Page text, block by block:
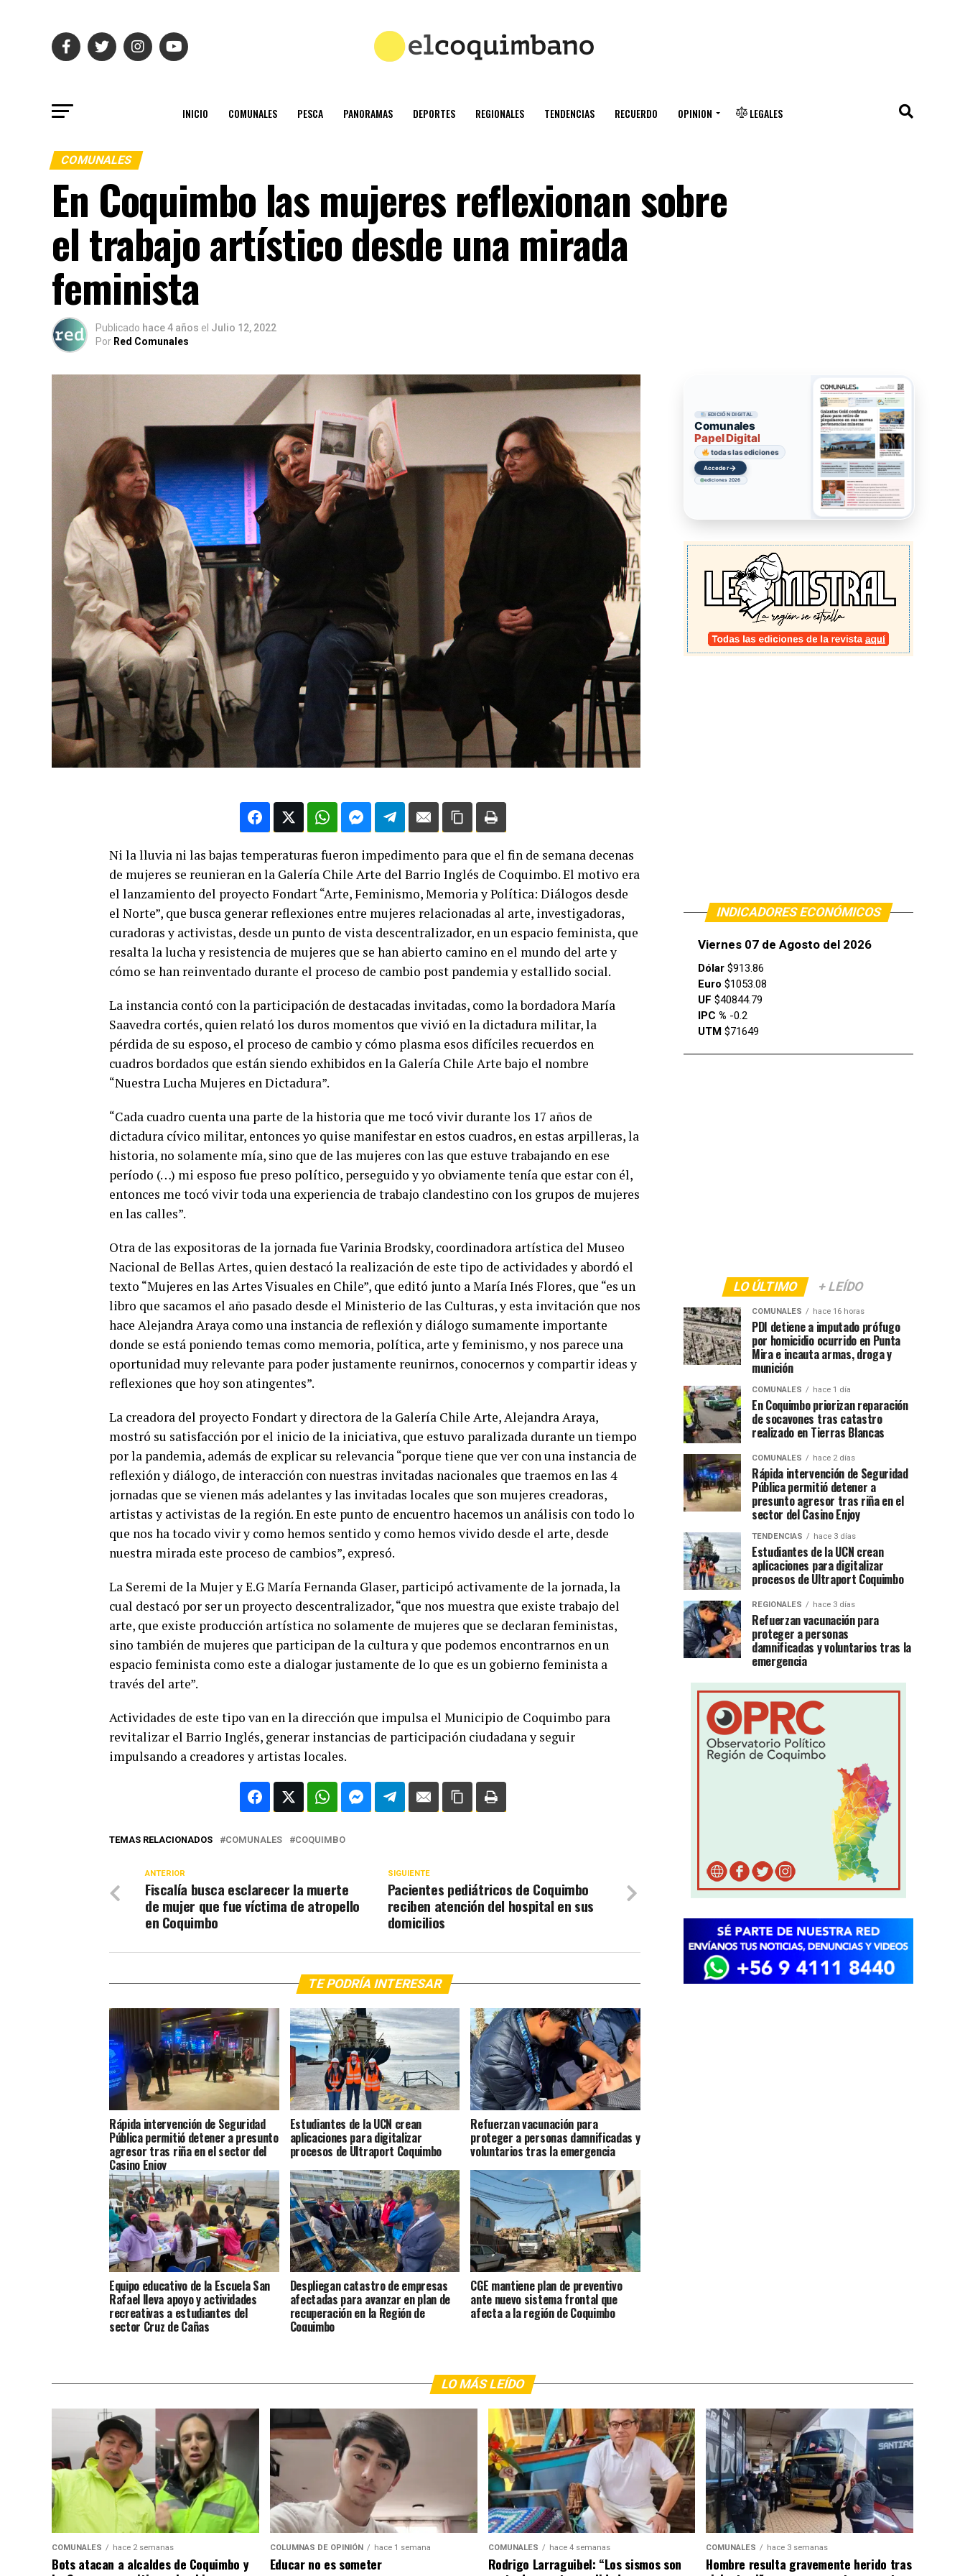
INICIO COMUNALES PESCA PANORAMAS DEPORTES REGIONALES TENDENCIAS RECUERDO OPINION LEGALES
COMUNALES
En Coquimbo las mujeres reflexionan sobre
el trabajo artístico desde una mirada
feminista
Publicado hace 4 años el Julio 12, 2022
Por Red Comunales
Ni la lluvia ni las bajas temperaturas fueron impedimento para que el fin de semana decenas
de mujeres se reunieran en la Galería Chile Arte del Barrio Inglés de Coquimbo. El motivo era
el lanzamiento del proyecto Fondart “Arte, Feminismo, Memoria y Política: Diálogos desde
el Norte”, que busca generar reflexiones entre mujeres relacionadas al arte, investigadoras,
curadoras y activistas, desde un punto de vista descentralizador, en un espacio feminista, que
resalta la lucha y resistencia de mujeres que se han abierto camino en el mundo del arte y
cómo se han reinventado durante el proceso de cambio post pandemia y estallido social.
La instancia contó con la participación de destacadas invitadas, como la bordadora María
Saavedra cortés, quien relató los duros momentos que vivió en la dictadura militar, la
pérdida de su esposo, el proceso de cambio y cómo plasma esos difíciles recuerdos en
cuadros bordados que están siendo exhibidos en la Galería Chile Arte bajo el nombre
“Nuestra Lucha Mujeres en Dictadura”.
“Cada cuadro cuenta una parte de la historia que me tocó vivir durante los 17 años de
dictadura cívico militar, entonces yo quise manifestar en estos cuadros, en estas arpilleras, la
historia, no solamente mía, sino que de las mujeres con las que estuve trabajando en ese
período (…) mi esposo fue preso político, perseguido y yo obviamente tenía que estar con él,
entonces me tocó vivir toda una experiencia de trabajo clandestino con los grupos de mujeres
en las calles”.
Otra de las expositoras de la jornada fue Varinia Brodsky, coordinadora artística del Museo
Nacional de Bellas Artes, quien destacó la realización de este tipo de actividades y abordó el
texto “Mujeres en las Artes Visuales en Chile”, que editó junto a María Inés Flores, que “es un
libro que sacamos el año pasado desde el Ministerio de las Culturas, y esta invitación que nos
hace Alejandra Araya como una instancia de reflexión y diálogo sumamente importante
donde se está poniendo temas como memoria, política, arte y feminismo, y nos parece una
oportunidad muy relevante para poder justamente reunirnos, conocernos y compartir ideas y
reflexiones que hoy son atingentes”.
La creadora del proyecto Fondart y directora de la Galería Chile Arte, Alejandra Araya,
mostró su satisfacción por el inicio de la iniciativa, que estuvo paralizada durante un tiempo
por la pandemia, además de explicar su relevancia “porque tiene que ver con una instancia de
reflexión y diálogo, de interacción con nuestras invitadas nacionales que traemos en las 4
jornadas que se vienen más adelantes y las invitadas locales que son mujeres creadoras,
artistas y activistas de la región. En este punto de encuentro hacemos un análisis con todo lo
que nos ha tocado vivir y como hemos sentido y como hemos vivido desde el arte, desde
nuestra mirada este proceso de cambios”, expresó.
La Seremi de la Mujer y E.G María Fernanda Glaser, participó activamente de la jornada, la
cual destacó por ser un proyecto descentralizador, “que nos muestra que existe trabajo del
arte, que existe producción artística no solamente de mujeres que se declaran feministas,
sino también de mujeres que participan de la cultura y que podemos encontrarnos en un
espacio feminista como este a dialogar justamente de lo que es un gobierno feminista a
través del arte”.
Actividades de este tipo van en la dirección que impulsa el Municipio de Coquimbo para
revitalizar el Barrio Inglés, generar instancias de participación ciudadana y seguir
impulsando a creadores y artistas locales.
TEMAS RELACIONADOS COMUNALES COQUIMBO
SIGUIENTE
Pacientes pediátricos de Coquimbo
reciben atención del hospital en sus
domicilios
ANTERIOR
Fiscalía busca esclarecer la muerte
de mujer que fue víctima de atropello
en Coquimbo
TE PODRÍA INTERESAR
Rápida intervención de Seguridad
Pública permitió detener a presunto
agresor tras riña en el sector del
Casino Enjoy
Estudiantes de la UCN crean
aplicaciones para digitalizar
procesos de Ultraport Coquimbo
Refuerzan vacunación para
proteger a personas damnificadas y
voluntarios tras la emergencia
Equipo educativo de la Escuela San
Rafael lleva apoyo y actividades
recreativas a estudiantes del
sector Cruz de Cañas
Despliegan catastro de empresas
afectadas para avanzar en plan de
recuperación en la Región de
Coquimbo
CGE mantiene plan de preventivo
ante nuevo sistema frontal que
afecta a la región de Coquimbo
EDICIÓN DIGITAL
Comunales
Papel Digital
todas las ediciones
Acceder→
ediciones 2026
INDICADORES ECONÓMICOS
Viernes 07 de Agosto del 2026
Dólar $913.86
Euro $1053.08
UF $40844.79
IPC % -0.2
UTM $71649
LO ÚLTIMO + LEÍDO
COMUNALES hace 16 horas
PDI detiene a imputado prófugo
por homicidio ocurrido en Punta
Mira e incauta armas, droga y
munición
COMUNALES hace 1 día
En Coquimbo priorizan reparación
de socavones tras catastro
realizado en Tierras Blancas
COMUNALES hace 2 días
Rápida intervención de Seguridad
Pública permitió detener a
presunto agresor tras riña en el
sector del Casino Enjoy
TENDENCIAS hace 3 días
Estudiantes de la UCN crean
aplicaciones para digitalizar
procesos de Ultraport Coquimbo
REGIONALES hace 3 días
Refuerzan vacunación para
proteger a personas
damnificadas y voluntarios tras la
emergencia
LO MÁS LEÍDO
COMUNALES hace 2 semanas
Bots atacan a alcaldes de Coquimbo y
COLUMNAS DE OPINIÓN hace 1 semana
Educar no es someter
COMUNALES hace 4 semanas
Rodrigo Larraguibel: “Los sismos son
COMUNALES hace 3 semanas
Hombre resulta gravemente herido tras